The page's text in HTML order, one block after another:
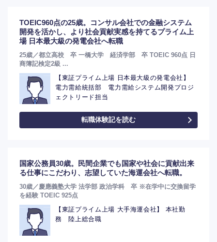
TOEIC960点の25歳。コンサル会社での金融システム
開発を活かし、より社会貢献実感を持てるプライム上
場 日本最大級の発電会社へ転職
25歳／都立高校 卒 一橋大学 経済学部 卒 TOEIC 960点 日
商簿記検定2級 ...
【東証プライム上場 日本最大級の発電会社】
電力需給統括部 電力需給システム開発プロジ
ェクトリード担当
転職体験記を読む
国家公務員30歳。民間企業でも国家や社会に貢献出来
る仕事にこだわり、志望していた海運会社へ転職。
30歳／慶應義塾大学 法学部 政治学科 卒 ※在学中に交換留学
を経験 TOEIC 925点
【東証プライム上場 大手海運会社】 本社勤
務 陸上総合職